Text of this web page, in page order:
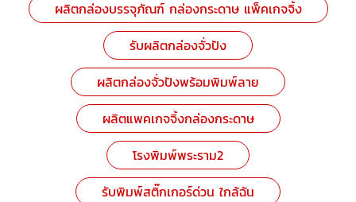
ผลิตกล่องบรรจุภัณฑ์ กล่องกระดาษ แพ็คเกจจิ้ง
รับผลิตกล่องจั่วปัง
ผลิตกล่องจั่วปังพร้อมพิมพ์ลาย
ผลิตแพคเกจจิ้งกล่องกระดาษ
โรงพิมพ์พระราม2
รับพิมพ์สติ๊กเกอร์ด่วน ใกล้ฉัน